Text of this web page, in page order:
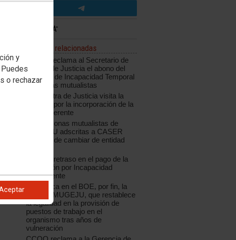
y
o rechazar
Noticias relacionadas
CCOO reclama al Secretario de
Estado de Justicia el abono del
subsidio de Incapacidad Temporal
a los y las mutualistas
La ministra de Justicia visita la
Mugeju, por la incorporación de la
nueva Gerente
Las personas mutualistas de
MUGEJU adscritas a CASER
deberán de cambiar de entidad
Mugeju: retraso en el pago de la
prestación por Incapacidad
Permanente
Se publica en el BOE, por fin, la
RPT de MUGEJU, que restablece
la legalidad en la provisión de
puestos de trabajo en el
organismo tras años de
vulneración